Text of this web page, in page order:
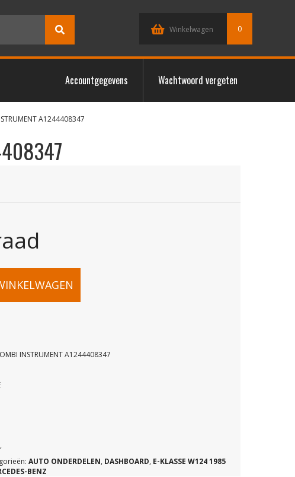
Winkelwagen 0
Accountgegevens Wachtwoord vergeten
A1244408347
INSTRUMENT A1244408347
AUTO ONDERDELEN, DASHBOARD, E-KLASSE W124 1985
BENZ